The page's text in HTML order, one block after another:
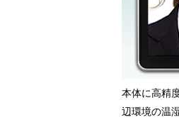
本体に高精
辺環境の温